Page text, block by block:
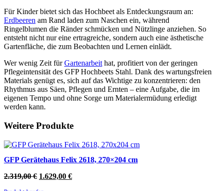
Für Kinder bietet sich das Hochbeet als Entdeckungsraum an:
Erdbeeren am Rand laden zum Naschen ein, während
Ringelblumen die Ränder schmücken und Nützlinge anziehen. So
entsteht nicht nur eine ertragreiche, sondern auch eine ästhetische
Gartenfläche, die zum Beobachten und Lernen einlädt.
Wer wenig Zeit fürGartenarbeithat, profitiert von der geringen
Pflegeintensität des GFP Hochbeets Stahl. Dank des wartungsfreien
Materials genügt es, sich auf das Wichtige zu konzentrieren: den
Rhythmus aus Säen, Pflegen und Ernten – eine Aufgabe, die im
eigenen Tempo und ohne Sorge um Materialermüdung erledigt
werden kann.
Weitere Produkte
GFP Gerätehaus Felix 2618, 270×204 cm
2.319,00€ Ursprünglicher
1.629,00 €Aktueller